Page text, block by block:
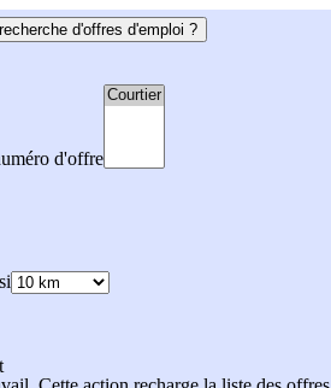
d'offres d'emploi ?
d'offre